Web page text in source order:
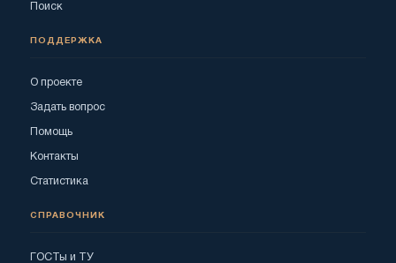
Поиск
ПОДДЕРЖКА
О проекте
Задать вопрос
Помощь
Контакты
Статистика
СПРАВОЧНИК
ГОСТы и ТУ